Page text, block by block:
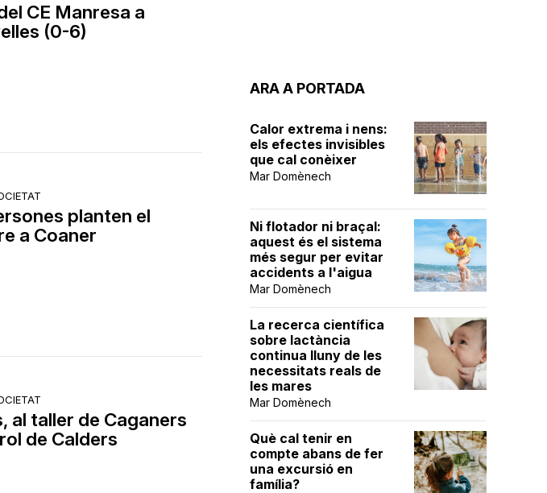
CE Manresa a
(0-6)
planten el
a Coaner
al taller de Caganers
de Calders
ARA A PORTADA
Calor extrema i nens:
els efectes invisibles
que cal conèixer
Mar Domènech
Ni flotador ni braçal:
aquest és el sistema
més segur per evitar
accidents a l'aigua
Mar Domènech
La recerca científica
sobre lactància
continua lluny de les
necessitats reals de
les mares
Mar Domènech
Què cal tenir en
compte abans de fer
una excursió en
família?